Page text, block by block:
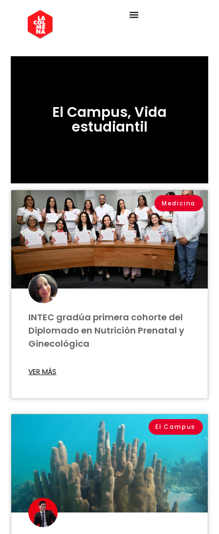
El Campus, Vida
estudiantil
Medicina
INTEC gradúa primera cohorte del
Diplomado en Nutrición Prenatal y
Ginecológica
VER MÁS
El Campus